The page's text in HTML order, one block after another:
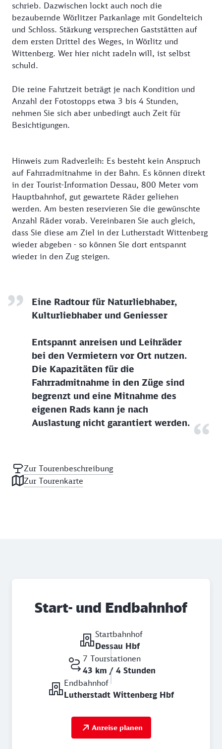
schrieb. Dazwischen lockt auch noch die
bezaubernde Wörlitzer Parkanlage mit Gondelteich
und Schloss. Stärkung versprechen Gaststätten auf
dem ersten Drittel des Weges, in Wörlitz und
Wittenberg. Wer hier nicht radeln will, ist selbst
schuld.
Die reine Fahrtzeit beträgt je nach Kondition und
Anzahl der Fotostopps etwa 3 bis 4 Stunden,
nehmen Sie sich aber unbedingt auch Zeit für
Besichtigungen.
Hinweis zum Radverleih: Es besteht kein Anspruch
auf Fahrradmitnahme in der Bahn. Es können direkt
in der Tourist-Information Dessau, 800 Meter vom
Hauptbahnhof, gut gewartete Räder geliehen
werden. Am besten reservieren Sie die gewünschte
Anzahl Räder vorab. Vereinbaren Sie auch gleich,
dass Sie diese am Ziel in der Lutherstadt Wittenberg
wieder abgeben - so können Sie dort entspannt
wieder in den Zug steigen.
Eine Radtour für Naturliebhaber,
Kulturliebhaber und Geniesser
Entspannt anreisen und Leihräder
bei den Vermietern vor Ort nutzen.
Die Kapazitäten für die
Fahrradmitnahme in den Züge sind
begrenzt und eine Mitnahme des
eigenen Rads kann je nach
Auslastung nicht garantiert werden.
Zur Tourenbeschreibung
Zur Tourenkarte
Start- und Endbahnhof
Startbahnhof
Dessau Hbf
7 Tourstationen
43 km / 4 Stunden
Endbahnhof
Lutherstadt Wittenberg Hbf
Anreise planen